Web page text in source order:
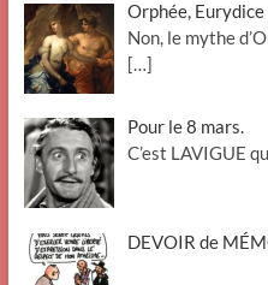
Orphée,
Non, le mythe
[…]
Pour le 8 mars.
C’est LAVIGUE
DEVOIR de